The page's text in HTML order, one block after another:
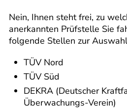
Nein, Ihnen steht frei, zu
anerkannten Prüfstelle Sie
folgende Stellen zur
TÜV Nord
TÜV Süd
DEKRA (Deutscher
Überwachungs-Verein)